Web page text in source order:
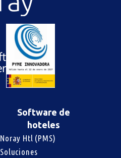
Software de
hoteles
Noray Htl (PMS)
Soluciones